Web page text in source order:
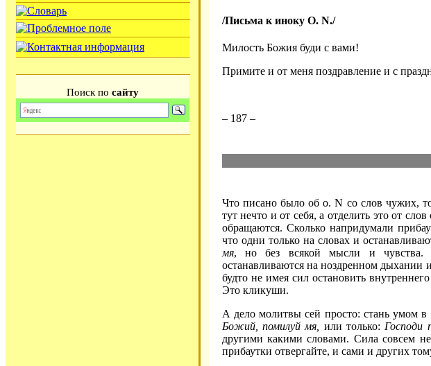
Поиск по сайту
/Письма к иноку О. N./
Милость Божия буди с вами!
Примите и от меня поздравление и с
– 187 –
Что писано было об о. N со слов чужих,
тут нечто и от себя, а отделить это от
обращаются. Сколько напридумали
что одни только на словах и
мя, но без всякой мысли и
останавливаются на ноздренном дыхании
будто не имея сил остановить
Это кликуши.
А дело молитвы сей просто: стань умом
Божий, помилуй мя,
или только: Господи
другими какими словами. Сила совсем
прибаутки отвергайте, и сами и других